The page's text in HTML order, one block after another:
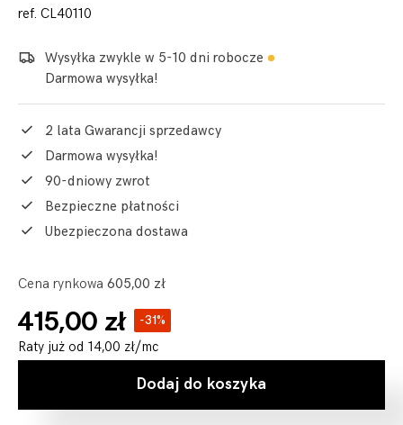
ref. CL40110
Wysyłka zwykle w 5-10 dni robocze
Darmowa wysyłka!
2 lata Gwarancji sprzedawcy
Darmowa wysyłka!
90-dniowy zwrot
Bezpieczne płatności
Ubezpieczona dostawa
Cena rynkowa 605,00 zł
415,00 zł -31%
Raty już od 14,00 zł/mc
Dodaj do koszyka